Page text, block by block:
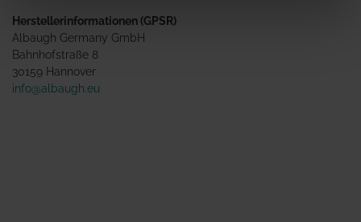
Herstellerinformationen (GPSR)
Albaugh Germany GmbH
Bahnhofstraße 8
30159 Hannover
info@albaugh.eu